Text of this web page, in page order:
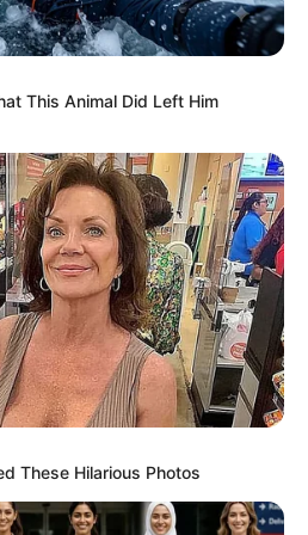
– Schritt für
(ca. 1–1,5
Kräuter (z. B. Basilikum,
oder vegane
This Animal Did Left Him
These Hilarious Photos